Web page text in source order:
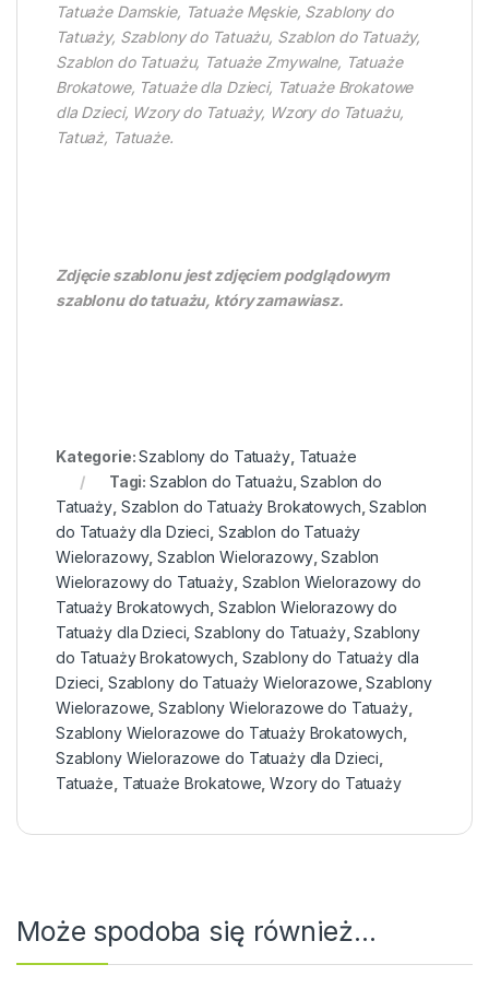
Tatuaże Damskie, Tatuaże Męskie, Szablony do
Tatuaży, Szablony do Tatuażu, Szablon do Tatuaży,
Szablon do Tatuażu, Tatuaże Zmywalne, Tatuaże
Brokatowe, Tatuaże dla Dzieci, Tatuaże Brokatowe
dla Dzieci, Wzory do Tatuaży, Wzory do Tatuażu,
Tatuaż, Tatuaże.
Zdjęcie szablonu jest zdjęciem podglądowym
szablonu do tatuażu, który zamawiasz.
Kategorie:Szablony do Tatuaży, Tatuaże
Tagi:Szablon do Tatuażu ,Szablon do
Tatuaży Szablon do Tatuaży Brokatowych ,Szablon
do Tatuaży dla Dzieci Szablon do Tatuaży
Wielorazowy,Szablon Wielorazowy,Szablon
Wielorazowy do Tatuaży, Szablon Wielorazowy do
Tatuaży Brokatowych ,Szablon Wielorazowy do
Tatuaży dla Dzieci ,Szablony do Tatuaży,Szablony
do Tatuaży Brokatowych Szablony do Tatuaży dla
Dzieci Szablony do Tatuaży Wielorazowe ,Szablony
Wielorazowe ,Szablony Wielorazowe do Tatuaży,
Szablony Wielorazowe do Tatuaży Brokatowych
Szablony Wielorazowe do Tatuaży dla Dzieci
Tatuaże Tatuaże Brokatowe ,Wzory do Tatuaży
Może spodoba się również…